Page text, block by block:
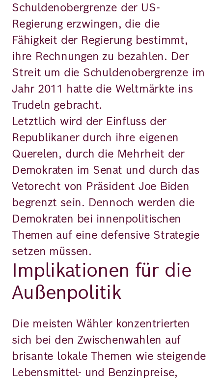
Schuldenobergrenze der US-
Regierung erzwingen, die die
Fähigkeit der Regierung bestimmt,
ihre Rechnungen zu bezahlen. Der
Streit um die Schuldenobergrenze im
Jahr 2011 hatte die Weltmärkte ins
Trudeln gebracht.
Letztlich wird der Einfluss der
Republikaner durch ihre eigenen
Querelen, durch die Mehrheit der
Demokraten im Senat und durch das
Vetorecht von Präsident Joe Biden
begrenzt sein. Dennoch werden die
Demokraten bei innenpolitischen
Themen auf eine defensive Strategie
setzen müssen.
Implikationen für die
Außenpolitik
Die meisten Wähler konzentrierten
sich bei den Zwischenwahlen auf
brisante lokale Themen wie steigende
Lebensmittel- und Benzinpreise,